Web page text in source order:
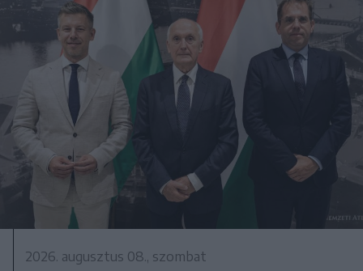
2026. augusztus 08., szombat